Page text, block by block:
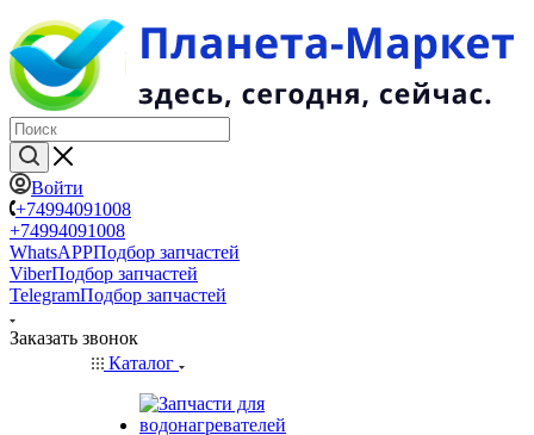
Войти
+74994091008
+74994091008
WhatsAPPПодбор запчастей
ViberПодбор запчастей
TelegramПодбор запчастей
Заказать звонок
Каталог